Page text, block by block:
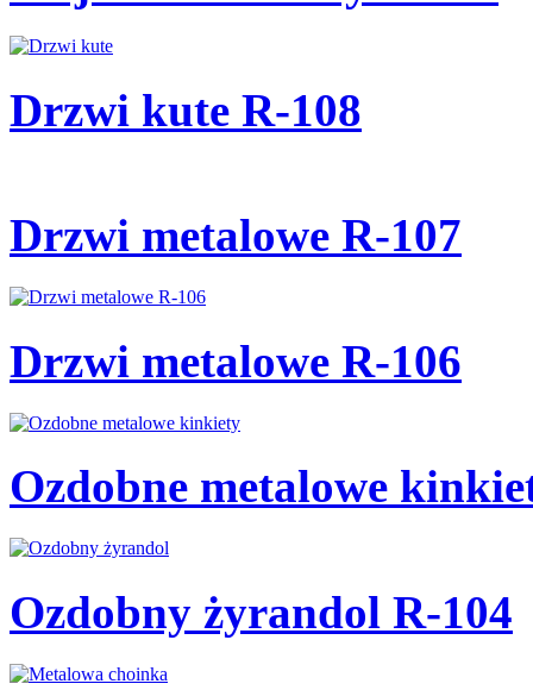
Drzwi kute R-108
Drzwi metalowe R-107
Drzwi metalowe R-106
Ozdobne metalowe
Ozdobny żyrandol R-104